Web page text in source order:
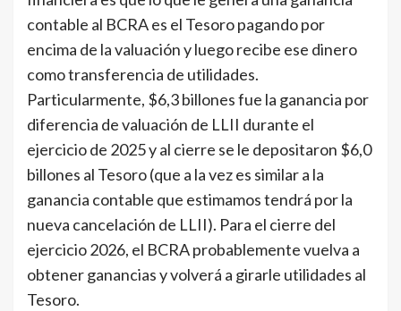
contable al BCRA es el Tesoro pagando por
encima de la valuación y luego recibe ese dinero
como transferencia de utilidades.
Particularmente, $6,3 billones fue la ganancia por
diferencia de valuación de LLII durante el
ejercicio de 2025 y al cierre se le depositaron $6,0
billones al Tesoro (que a la vez es similar a la
ganancia contable que estimamos tendrá por la
nueva cancelación de LLII). Para el cierre del
ejercicio 2026, el BCRA probablemente vuelva a
obtener ganancias y volverá a girarle utilidades al
Tesoro.